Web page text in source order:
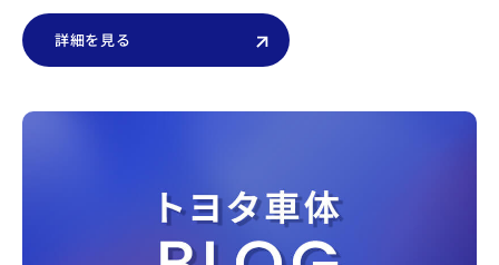
詳細を見る